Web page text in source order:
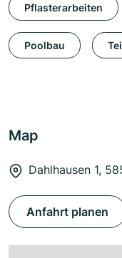
Pflasterarbeiten
Poolbau
Map
Dahlhausen 1,
Anfahrt planen